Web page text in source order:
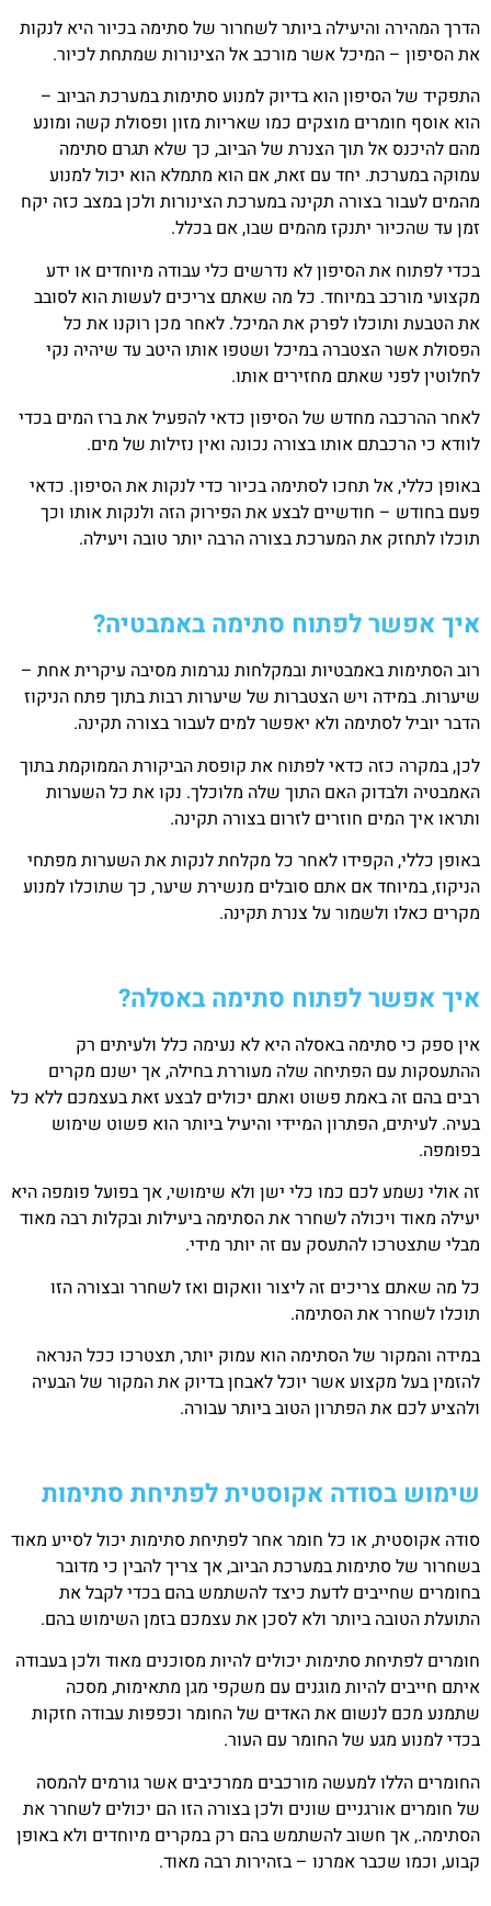
הדרך המהירה והיעילה ביותר לשחרור של סתימה בכיור היא לנקות
את הסיפון – המיכל אשר מורכב אל הצינורות שמתחת לכיור.
התפקיד של הסיפון הוא בדיוק למנוע סתימות במערכת הביוב –
הוא אוסף חומרים מוצקים כמו שאריות מזון ופסולת קשה ומונע
מהם להיכנס אל תוך הצנרת של הביוב, כך שלא תגרם סתימה
עמוקה במערכת. יחד עם זאת, אם הוא מתמלא הוא יכול למנוע
מהמים לעבור בצורה תקינה במערכת הצינורות ולכן במצב כזה יקח
זמן עד שהכיור יתנקז מהמים שבו, אם בכלל.
בכדי לפתוח את הסיפון לא נדרשים כלי עבודה מיוחדים או ידע
מקצועי מורכב במיוחד. כל מה שאתם צריכים לעשות הוא לסובב
את הטבעת ותוכלו לפרק את המיכל. לאחר מכן רוקנו את כל
הפסולת אשר הצטברה במיכל ושטפו אותו היטב עד שיהיה נקי
לחלוטין לפני שאתם מחזירים אותו.
לאחר ההרכבה מחדש של הסיפון כדאי להפעיל את ברז המים בכדי
לוודא כי הרכבתם אותו בצורה נכונה ואין נזילות של מים.
באופן כללי, אל תחכו לסתימה בכיור כדי לנקות את הסיפון. כדאי
פעם בחודש – חודשיים לבצע את הפירוק הזה ולנקות אותו וכך
תוכלו לתחזק את המערכת בצורה הרבה יותר טובה ויעילה.
איך אפשר לפתוח סתימה באמבטיה?
רוב הסתימות באמבטיות ובמקלחות נגרמות מסיבה עיקרית אחת –
שיערות. במידה ויש הצטברות של שיערות רבות בתוך פתח הניקוז
הדבר יוביל לסתימה ולא יאפשר למים לעבור בצורה תקינה.
לכן, במקרה כזה כדאי לפתוח את קופסת הביקורת הממוקמת בתוך
האמבטיה ולבדוק האם התוך שלה מלוכלך. נקו את כל השערות
ותראו איך המים חוזרים לזרום בצורה תקינה.
באופן כללי, הקפידו לאחר כל מקלחת לנקות את השערות מפתחי
הניקוז, במיוחד אם אתם סובלים מנשירת שיער, כך שתוכלו למנוע
מקרים כאלו ולשמור על צנרת תקינה.
איך אפשר לפתוח סתימה באסלה?
אין ספק כי סתימה באסלה היא לא נעימה כלל ולעיתים רק
ההתעסקות עם הפתיחה שלה מעוררת בחילה, אך ישנם מקרים
רבים בהם זה באמת פשוט ואתם יכולים לבצע זאת בעצמכם ללא כל
בעיה. לעיתים, הפתרון המיידי והיעיל ביותר הוא פשוט שימוש
בפומפה.
זה אולי נשמע לכם כמו כלי ישן ולא שימושי, אך בפועל פומפה היא
יעילה מאוד ויכולה לשחרר את הסתימה ביעילות ובקלות רבה מאוד
מבלי שתצטרכו להתעסק עם זה יותר מידי.
כל מה שאתם צריכים זה ליצור וואקום ואז לשחרר ובצורה הזו
תוכלו לשחרר את הסתימה.
במידה והמקור של הסתימה הוא עמוק יותר, תצטרכו ככל הנראה
להזמין בעל מקצוע אשר יוכל לאבחן בדיוק את המקור של הבעיה
ולהציע לכם את הפתרון הטוב ביותר עבורה.
שימוש בסודה אקוסטית לפתיחת סתימות
סודה אקוסטית, או כל חומר אחר לפתיחת סתימות יכול לסייע מאוד
בשחרור של סתימות במערכת הביוב, אך צריך להבין כי מדובר
בחומרים שחייבים לדעת כיצד להשתמש בהם בכדי לקבל את
התועלת הטובה ביותר ולא לסכן את עצמכם בזמן השימוש בהם.
חומרים לפתיחת סתימות יכולים להיות מסוכנים מאוד ולכן בעבודה
איתם חייבים להיות מוגנים עם משקפי מגן מתאימות, מסכה
שתמנע מכם לנשום את האדים של החומר וכפפות עבודה חזקות
בכדי למנוע מגע של החומר עם העור.
החומרים הללו למעשה מורכבים ממרכיבים אשר גורמים להמסה
של חומרים אורגניים שונים ולכן בצורה הזו הם יכולים לשחרר את
הסתימה., אך חשוב להשתמש בהם רק במקרים מיוחדים ולא באופן
קבוע, וכמו שכבר אמרנו – בזהירות רבה מאוד.